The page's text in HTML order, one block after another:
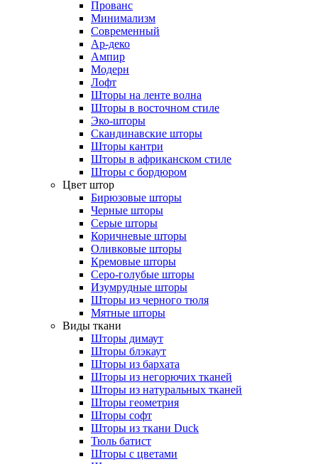
Прованс
Минимализм
Современный
Ар-деко
Ампир
Модерн
Лофт
Шторы на ленте волна
Шторы в восточном стиле
Эко-шторы
Скандинавские шторы
Шторы кантри
Шторы в африканском стиле
Шторы с бордюром
Цвет штор
Бирюзовые шторы
Черные шторы
Серые шторы
Коричневые шторы
Оливковые шторы
Кремовые шторы
Серо-голубые шторы
Изумрудные шторы
Шторы из черного тюля
Мятные шторы
Виды ткани
Шторы димаут
Шторы блэкаут
Шторы из бархата
Шторы из негорючих тканей
Шторы из натуральных тканей
Шторы геометрия
Шторы софт
Шторы из ткани Duck
Тюль батист
Шторы с цветами